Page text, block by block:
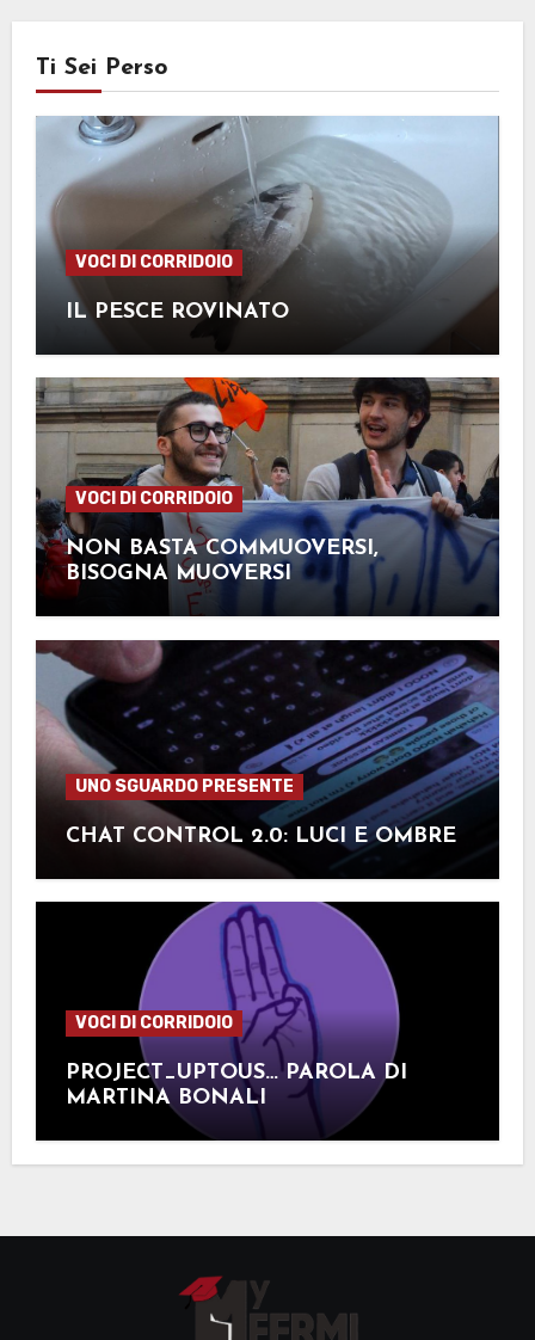
Ti Sei Perso
VOCI DI CORRIDOIO
IL PESCE ROVINATO
VOCI DI CORRIDOIO
NON BASTA COMMUOVERSI,
BISOGNA MUOVERSI
UNO SGUARDO PRESENTE
CHAT CONTROL 2.0: LUCI E OMBRE
VOCI DI CORRIDOIO
PROJECT_UPTOUS… PAROLA DI
MARTINA BONALI